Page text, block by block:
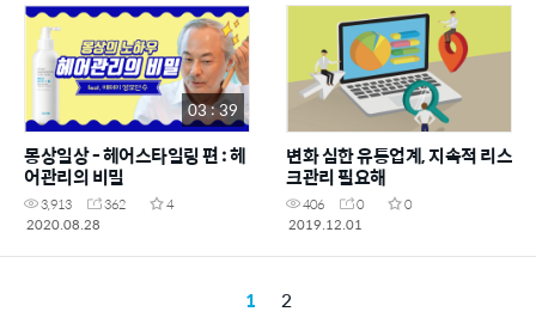
03 : 39
몽상일상 - 헤어스타일링 편 : 헤
어관리의 비밀
3,913 362
4
2020.08.28
변화 심한 유통업계, 지속적 리스
크관리 필요해
406 0
0
2019.12.01
1 2